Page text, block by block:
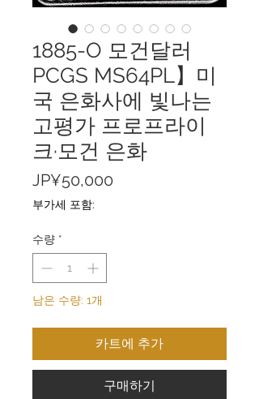
1885-O 모건달러
PCGS MS64PL】미
국 은화사에 빛나는
고평가 프로프라이
크·모건 은화
JP¥50,000
부가세 포함:
수량 *
남은 수량: 1개
카트에 추가
구매하기